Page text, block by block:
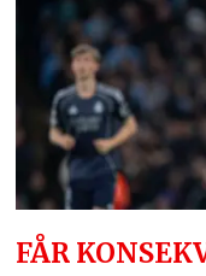
FÅR